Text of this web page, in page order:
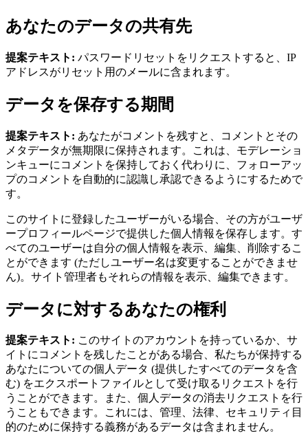
あなたのデータの共有先
提案テキスト: パスワードリセットをリクエストすると、IP
アドレスがリセット用のメールに含まれます。
データを保存する期間
提案テキスト: あなたがコメントを残すと、コメントとその
メタデータが無期限に保持されます。これは、モデレーショ
ンキューにコメントを保持しておく代わりに、フォローアッ
プのコメントを自動的に認識し承認できるようにするためで
す。
このサイトに登録したユーザーがいる場合、その方がユーザ
ープロフィールページで提供した個人情報を保存します。す
べてのユーザーは自分の個人情報を表示、編集、削除するこ
とができます (ただしユーザー名は変更することができませ
ん)。サイト管理者もそれらの情報を表示、編集できます。
データに対するあなたの権利
提案テキスト: このサイトのアカウントを持っているか、サ
イトにコメントを残したことがある場合、私たちが保持する
あなたについての個人データ (提供したすべてのデータを含
む) をエクスポートファイルとして受け取るリクエストを行
うことができます。また、個人データの消去リクエストを行
うこともできます。これには、管理、法律、セキュリティ目
的のために保持する義務があるデータは含まれません。